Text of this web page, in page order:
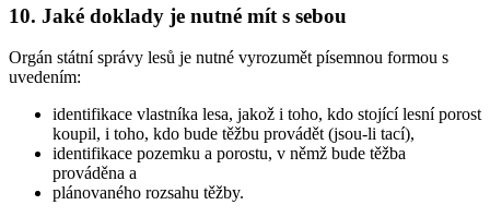
10. Jaké doklady je nutné mít s sebou
Orgán státní správy lesů je nutné vyrozumět písemnou formou s
uvedením:
identifikace vlastníka lesa, jakož i toho, kdo stojící lesní porost
koupil, i toho, kdo bude těžbu provádět (jsou-li tací),
identifikace pozemku a porostu, v němž bude těžba
prováděna a
plánovaného rozsahu těžby.